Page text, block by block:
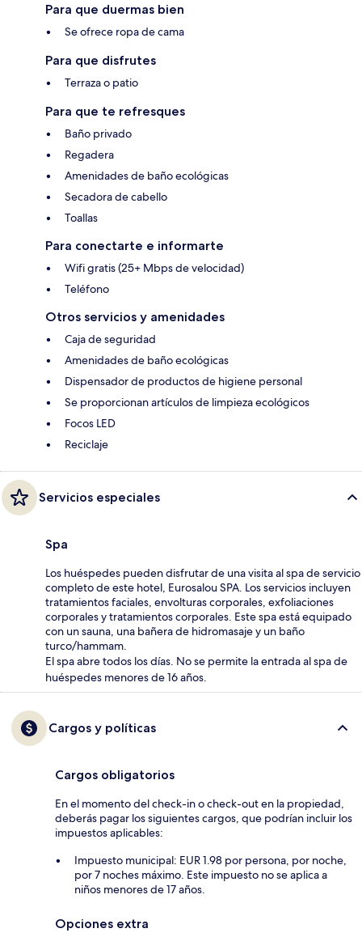
Para que duermas bien
Se ofrece ropa de cama
Para que disfrutes
Terraza o patio
Para que te refresques
Baño privado
Regadera
Amenidades de baño ecológicas
Secadora de cabello
Toallas
Para conectarte e informarte
Wifi gratis (25+ Mbps de velocidad)
Teléfono
Otros servicios y amenidades
Caja de seguridad
Amenidades de baño ecológicas
Dispensador de productos de higiene personal
Se proporcionan artículos de limpieza ecológicos
Focos LED
Reciclaje
Servicios especiales
Spa
Los huéspedes pueden disfrutar de una visita al spa de servicio
completo de este hotel, Eurosalou SPA. Los servicios incluyen
tratamientos faciales, envolturas corporales, exfoliaciones
corporales y tratamientos corporales. Este spa está equipado
con un sauna, una bañera de hidromasaje y un baño
turco/hammam.
El spa abre todos los días. No se permite la entrada al spa de
huéspedes menores de 16 años.
Cargos y políticas
Cargos obligatorios
En el momento del check-in o check-out en la propiedad,
deberás pagar los siguientes cargos, que podrían incluir los
impuestos aplicables:
Impuesto municipal: EUR 1.98 por persona, por noche,
por 7 noches máximo. Este impuesto no se aplica a
niños menores de 17 años.
Opciones extra